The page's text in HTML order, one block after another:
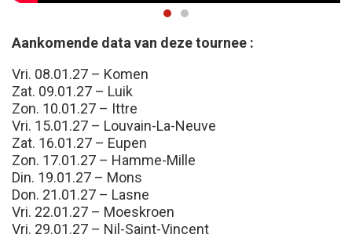
Aankomende data van deze tournee :
Vri. 08.01.27 – Komen
Zat. 09.01.27 – Luik
Zon. 10.01.27 – Ittre
Vri. 15.01.27 – Louvain-La-Neuve
Zat. 16.01.27 – Eupen
Zon. 17.01.27 – Hamme-Mille
Din. 19.01.27 – Mons
Don. 21.01.27 – Lasne
Vri. 22.01.27 – Moeskroen
Vri. 29.01.27 – Nil-Saint-Vincent